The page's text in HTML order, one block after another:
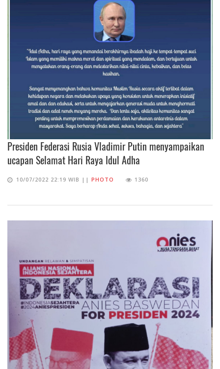
Presiden Federasi Rusia Vladimir Putin menyampaikan
ucapan Selamat Hari Raya Idul Adha
10/07/2022 22:19 WIB || PHOTO 1360